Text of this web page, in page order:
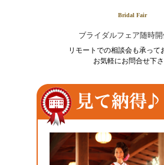
Bridal Fair
ブライダルフェア随時開
リモートでの相談会も承って
お気軽にお問合せ下